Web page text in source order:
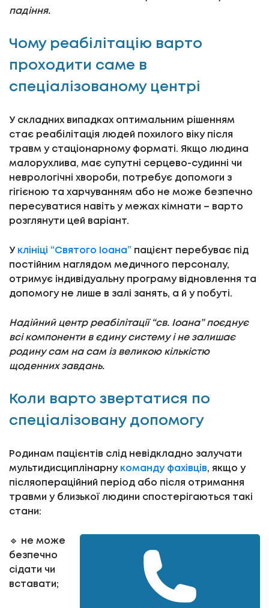
падіння.
Чому реабілітацію варто
проходити саме в
спеціалізованому центрі
У складних випадках оптимальним рішенням
стає реабілітація людей похилого віку після
травм у стаціонарному форматі. Якщо людина
малорухлива, має супутні серцево-судинні чи
неврологічні хвороби, потребує допомоги з
гігієною та харчуванням або не може безпечно
пересуватися навіть у межах кімнати – варто
розглянути цей варіант.
У клініці “Святого Іоана” пацієнт перебуває під
постійним наглядом медичного персоналу,
отримує індивідуальну програму відновлення та
допомогу не лише в залі занять, а й у побуті.
Надійний центр реабілітації “св. Іоана” поєднує
всі компоненти в єдину систему і не залишає
родину сам на сам із великою кількістю
щоденних завдань.
Коли варто звертатися по
спеціалізовану допомогу
Родинам пацієнтів слід невідкладно залучати
мультидисциплінарну команду фахівців, якщо у
післяопераційний період або після отримання
травми у близької людини спостерігаються такі
стани:
🔹 не може
безпечно
сідати чи
вставати;